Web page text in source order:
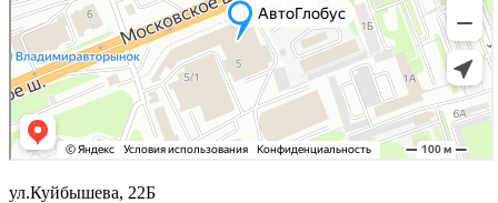
ул.Куйбышева, 22Б